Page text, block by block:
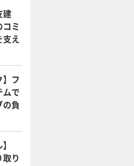
建
ミ
支え
】フ
ムで
負
取り